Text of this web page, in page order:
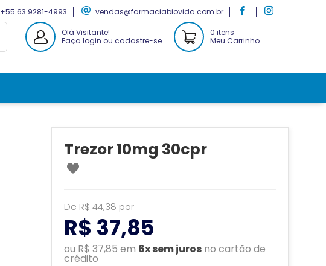
+55 63 9281-4993
vendas@farmaciabiovida.com.br
Olá Visitante!
Faça login ou cadastre-se
0 itens
Meu Carrinho
Trezor 10mg 30cpr
De R$ 44,38 por
R$ 37,85
ou R$ 37,85 em 6x sem jurosno cartão de
crédito